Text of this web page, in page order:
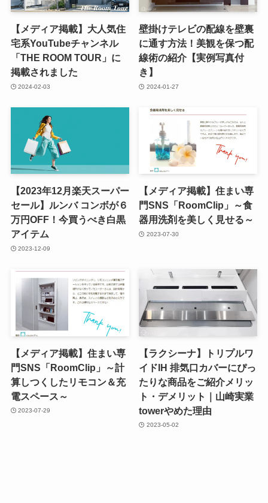
【メディア掲載】大人気住
宅系YouTubeチャンネル
「THE ROOM TOUR」に
掲載されました
2024-02-03
壁掛けテレビの配線を壁裏
に通す方法！美観を保つ配
線術の紹介【実例写真付
き】
2024-01-27
【2023年12月楽天スーパー
セール】ルンバ コンボが６
万円OFF！今買うべき白黒
アイテム
2023-12-09
【メディア掲載】住まい専
門SNS「RoomClip」～食
器用洗剤を美しく見せる～
2023-07-30
【メディア掲載】住まい専
門SNS「RoomClip」～計
算しつくしたリモコン＆充
電スペース～
2023-07-29
【ラクシーナ】トリプルワ
イドIH 排気口カバーにぴっ
たりな商品をご紹介メリッ
ト・デメリット｜山崎実業
towerやめた理由
2023-05-02